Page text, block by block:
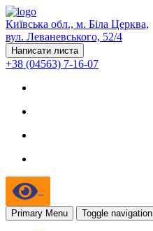
Київська обл., м. Біла Церква,
вул. Леваневського, 52/4
Написати листа
+38 (04563) 7-16-07
Primary Menu Toggle navigation